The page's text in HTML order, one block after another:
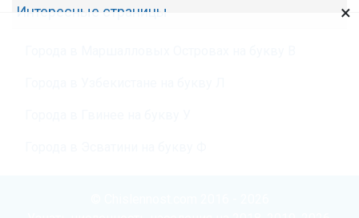
Интересные страницы ×